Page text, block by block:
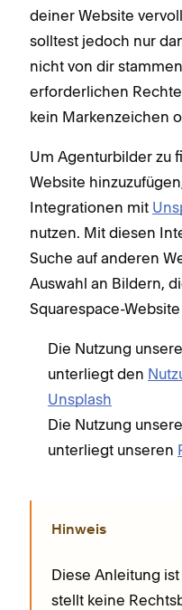
deiner Website
solltest jedoch nur
nicht von dir
erforderlichen
kein Markenzeichen
Um Agenturbilder zu
Website
Integrationen mit
nutzen. Mit diesen
Suche auf anderen
Auswahl an Bildern,
Squarespace-
Die Nutzung
unterliegt den
Unsplash
Die Nutzung
unterliegt unseren
Hinweis
Diese Anleitung
stellt keine